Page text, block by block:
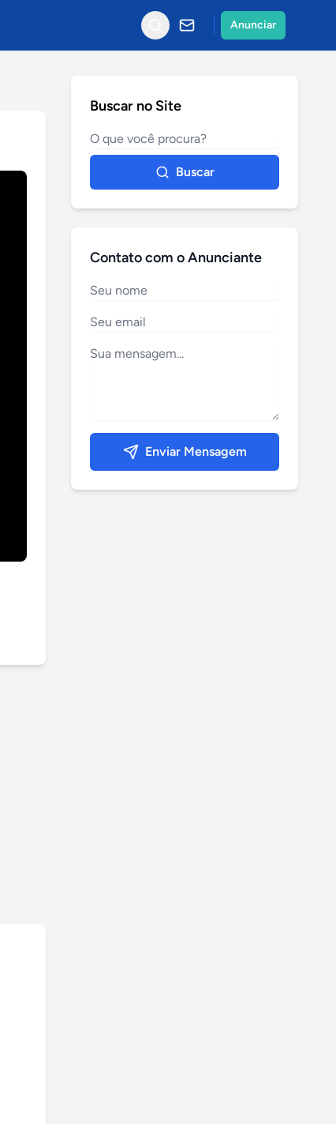
Anunciar
Buscar no Site
Buscar
Contato com o Anunciante
Enviar Mensagem